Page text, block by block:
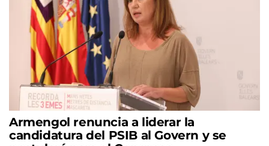
Armengol renuncia a liderar la
candidatura del PSIB al Govern y se